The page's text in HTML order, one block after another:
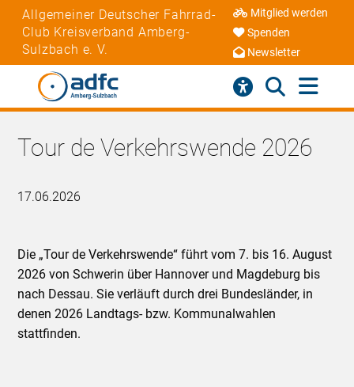
Allgemeiner Deutscher Fahrrad-
Club Kreisverband Amberg-
Sulzbach e. V.
Mitglied werden
Spenden
Newsletter
Tour de Verkehrswende 2026
17.06.2026
Die „Tour de Verkehrswende“ führt vom 7. bis 16. August
2026 von Schwerin über Hannover und Magdeburg bis
nach Dessau. Sie verläuft durch drei Bundesländer, in
denen 2026 Landtags- bzw. Kommunalwahlen
stattfinden.